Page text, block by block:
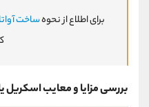
برای اطلاع از نحوهساخت
بررسی مزایا و معایب اسکریل